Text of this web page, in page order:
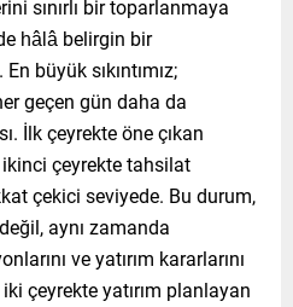
sınırlı bir toparlanmaya
hâlâ belirgin bir
büyük sıkıntımız;
geçen gün daha da
İlk çeyrekte öne çıkan
ikinci çeyrekte tahsilat
çekici seviyede. Bu durum,
aynı zamanda
ve yatırım kararlarını
çeyrekte yatırım planlayan